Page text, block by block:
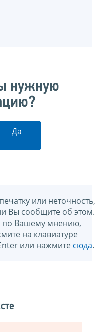
нужную
Да
или неточность,
Вы сообщите об этом.
по Вашему мнению,
на клавиатуре
или нажмите сюда.